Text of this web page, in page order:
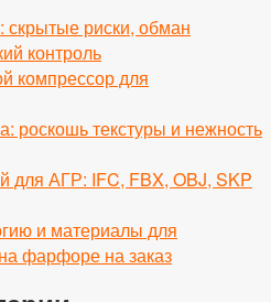
скрытые риски, обман
контроль
компрессор для
роскошь текстуры и нежность
для АГР: IFC, FBX, OBJ, SKP
и материалы для
фарфоре на заказ